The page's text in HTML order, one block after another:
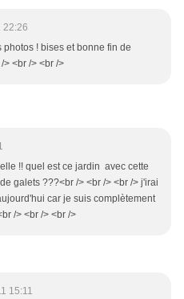
22:26
photos ! bises et bonne fin de
<br /> <br />
!! quel est ce jardin avec cette
galets ???<br /> <br /> <br /> j'irai
car je suis complètement
/> <br /> <br />
15:11